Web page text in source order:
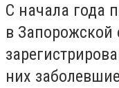
С начала года
в Запорожской
них